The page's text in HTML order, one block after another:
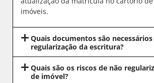
imóveis.
Quais documentos são
regularização da escritura?
Quais são os riscos de não
de imóvel?